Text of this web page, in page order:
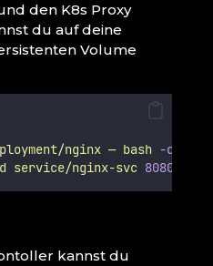
den K8s Proxy
du auf deine
Volume
nginx — bash -c
service/nginx-svc 8080
kannst du